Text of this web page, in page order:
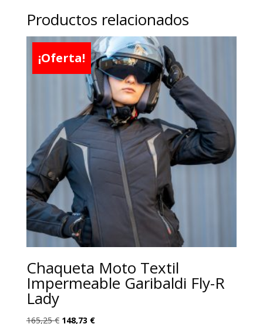
Productos relacionados
¡Oferta!
Chaqueta Moto Textil
Impermeable Garibaldi Fly-R
Lady
165,25€ El
148,73 €El